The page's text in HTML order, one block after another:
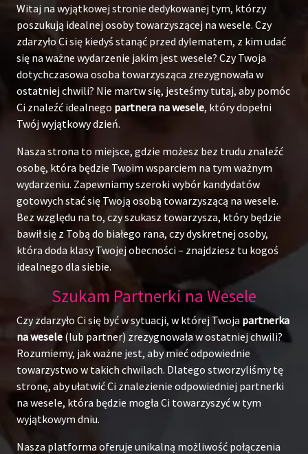
Witaj na wyjątkowej stronie dedykowanej tym, którzy
poszukują idealnej osoby towarzyszącej na wesele. Czy
zdarzyło Ci się kiedyś stanąć przed dylematem, z kim udać
się na ważne wydarzenie jakim jest wesele? Czy Twoja
dotychczasowa osoba towarzysząca zrezygnowała w
ostatniej chwili? Nie martw się, jesteśmy tutaj, aby pomóc
Ci znaleźć idealnego partnera na wesele, który dopełni
Twój wyjątkowy dzień.
Nasza strona to miejsce, gdzie możesz bez trudu znaleźć
osobę, która będzie Twoim wsparciem na tym ważnym
wydarzeniu. Zapewniamy szeroki wybór kandydatów
gotowych stać się Twoją osobą towarzyszącą na wesele.
Bez względu na to, czy szukasz towarzysza, który będzie
bawił się z Tobą do białego rana, czy dyskretnej osoby,
która doda klasy Twojej obecności – znajdziesz tu kogoś
idealnego dla siebie.
Szukam Partnerki na Wesele
Czy zdarzyło Ci się być w sytuacji, w której Twoja partnerka
na wesele (lub partner) zrezygnowała w ostatniej chwili?
Rozumiemy, jak ważne jest, aby mieć odpowiednie
towarzystwo w takich chwilach. Dlatego stworzyliśmy tę
stronę, aby ułatwić Ci znalezienie odpowiedniej partnerki
na wesele, która będzie mogła Ci towarzyszyć w tym
wyjątkowym dniu.
Nasza platforma oferuje unikalną możliwość połączenia